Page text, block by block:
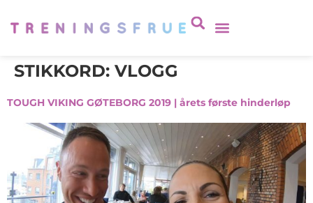
STIKKORD: VLOGG
TOUGH VIKING GØTEBORG 2019 | årets første hinderløp